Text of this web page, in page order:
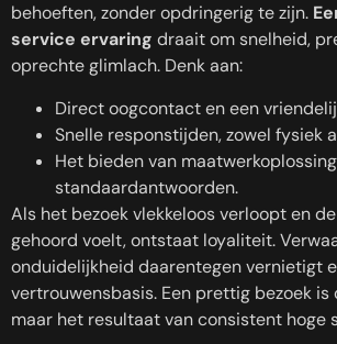
behoeften, zonder opdringerig te zijn.
service ervaring draait om snelheid,
oprechte glimlach. Denk aan:
Direct oogcontact en een
Snelle responstijden, zowel fysiek
Het bieden van
standaardantwoorden.
Als het bezoek vlekkeloos verloopt en
gehoord voelt, ontstaat loyaliteit.
onduidelijkheid daarentegen vernietigt
vertrouwensbasis. Een prettig bezoek is
maar het resultaat van consistent hoge